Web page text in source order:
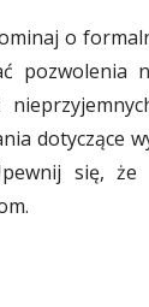
o
pozwolenia
dotyczące
się, że